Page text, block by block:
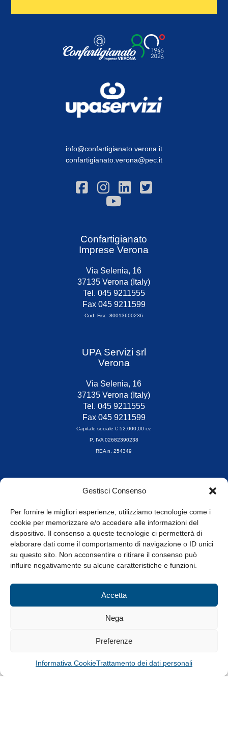
Gestisci Consenso
Per fornire le migliori esperienze, utilizziamo tecnologie come i
cookie per memorizzare e/o accedere alle informazioni del
dispositivo. Il consenso a queste tecnologie ci permetterà di
elaborare dati come il comportamento di navigazione o ID unici
su questo sito. Non acconsentire o ritirare il consenso può
influire negativamente su alcune caratteristiche e funzioni.
Accetta
Nega
Preferenze
Informativa CookieTrattamento dei dati personali
info@confartigianato.verona.it
confartigianato.verona@pec.it
Confartigianato
Imprese Verona
Via Selenia, 16
37135 Verona (Italy)
Tel. 045 9211555
Fax 045 9211599
Cod. Fisc. 80013600236
UPA Servizi srl
Verona
Via Selenia, 16
37135 Verona (Italy)
Tel. 045 9211555
Fax 045 9211599
Capitale sociale € 52.000,00 i.v.
P. IVA 02682390238
REA n. 254349
Orari di apertura
8.30-13.00 / 14.00-17.30
Whistleblowing
© Tutti i diritti riservati
Privacy Policy e Cookie|Informativa Cookie